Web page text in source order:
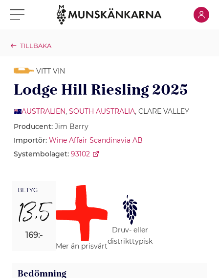
Klicka för meny Klicka
TILLBAKA
VITT VIN
Lodge Hill Riesling 2025
AUSTRALIEN, SOUTH AUSTRALIA, CLARE VALLEY
Producent: Jim Barry
Importör: Wine Affair Scandinavia AB
Systembolaget: 93102
BETYG
13,5
169:-
Mer än prisvärt
Druv- eller
distrikttypisk
Bedömning